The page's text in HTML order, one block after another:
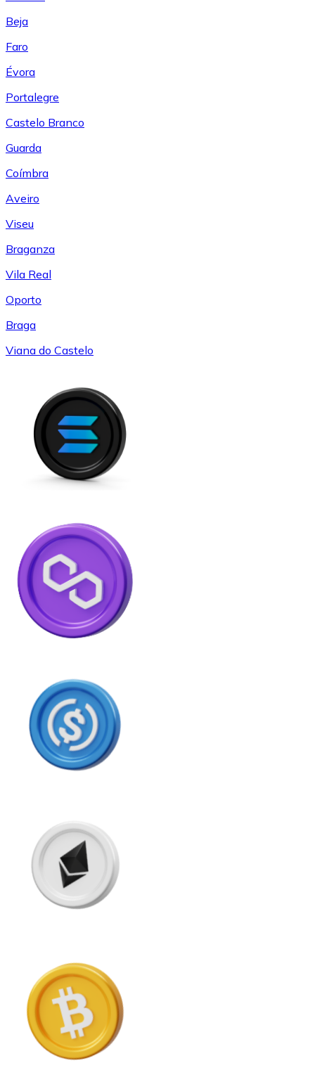
Beja
Faro
Évora
Portalegre
Castelo Branco
Guarda
Coímbra
Aveiro
Viseu
Braganza
Vila Real
Oporto
Braga
Viana do Castelo